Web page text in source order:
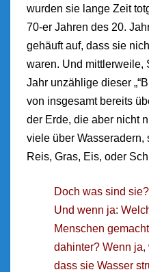
wurden sie lange Zeit
70-er Jahren des 20.
gehäuft auf, dass sie
waren. Und mittlerweile,
Jahr unzählige dieser
von insgesamt bereits
der Erde, die aber nicht
viele über Wasseradern,
Reis, Gras, Eis, oder
Doch was sind
Und wenn ja:
Menschen
dahinter? Wenn
dass sie Wasser